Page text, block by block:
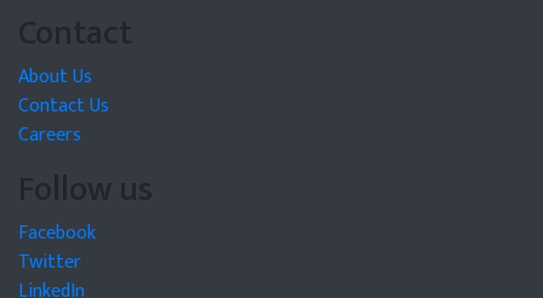
Contact
About Us
Contact Us
Careers
Follow us
Facebook
Twitter
LinkedIn